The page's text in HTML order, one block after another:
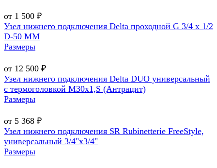
от 1 500 ₽
Узел нижнего подключения Delta проходной G 3/4 х 1/2
D-50 MM
Размеры
от 12 500 ₽
Узел нижнего подключения Delta DUO универсальный
с термоголовкой М30х1,Ѕ (Антрацит)
Размеры
от 5 368 ₽
Узел нижнего подключения SR Rubinetterie FreeStyle,
универсальный 3/4"х3/4"
Размеры